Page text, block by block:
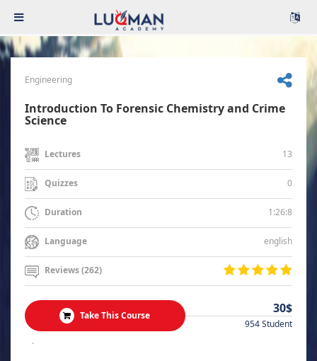
Engineering
Introduction To Forensic Chemistry and Crime
Science
Lectures 13
Quizzes 0
Duration 1:26:8
Language english
Reviews (262)
Take This Course 30$
954 Student
.